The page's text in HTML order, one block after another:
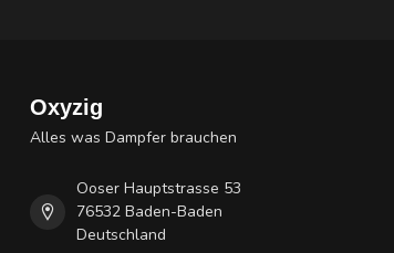
Oxyzig
Alles was Dampfer brauchen
Ooser Hauptstrasse 53
76532 Baden-Baden
Deutschland